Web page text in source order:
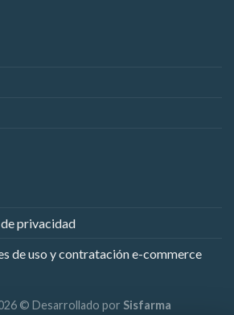
privacidad
de uso y contratación e-commerce
© Desarrollado por Sisfarma